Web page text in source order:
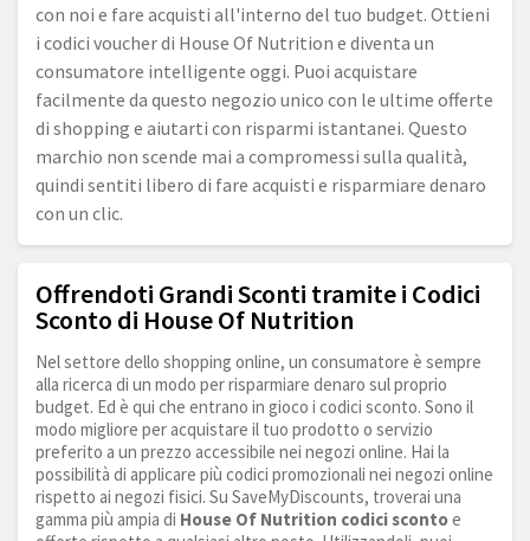
con noi e fare acquisti all'interno del tuo budget. Ottieni
i codici voucher di House Of Nutrition e diventa un
consumatore intelligente oggi. Puoi acquistare
facilmente da questo negozio unico con le ultime offerte
di shopping e aiutarti con risparmi istantanei. Questo
marchio non scende mai a compromessi sulla qualità,
quindi sentiti libero di fare acquisti e risparmiare denaro
con un clic.
Offrendoti Grandi Sconti tramite i Codici
Sconto di House Of Nutrition
Nel settore dello shopping online, un consumatore è sempre
alla ricerca di un modo per risparmiare denaro sul proprio
budget. Ed è qui che entrano in gioco i codici sconto. Sono il
modo migliore per acquistare il tuo prodotto o servizio
preferito a un prezzo accessibile nei negozi online. Hai la
possibilità di applicare più codici promozionali nei negozi online
rispetto ai negozi fisici. Su SaveMyDiscounts, troverai una
gamma più ampia di House Of Nutrition codici scontoe